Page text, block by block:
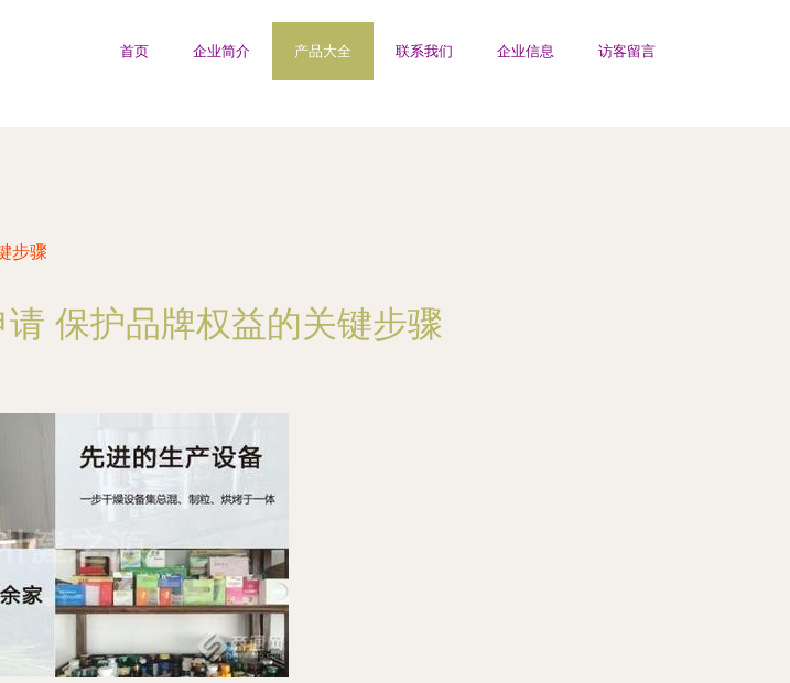
首页 企业简介 产品大全 联系我们 企业信息 访客留言
步骤
保护品牌权益的关键步骤